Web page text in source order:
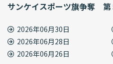
サンケイスポーツ旗争奪 第
2026年06月30日
2026年06月28日
2026年06月26日